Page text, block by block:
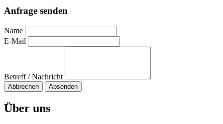
Anfrage senden
Name
E-Mail
Betreff / Nachricht
Abbrechen Absenden
Über uns